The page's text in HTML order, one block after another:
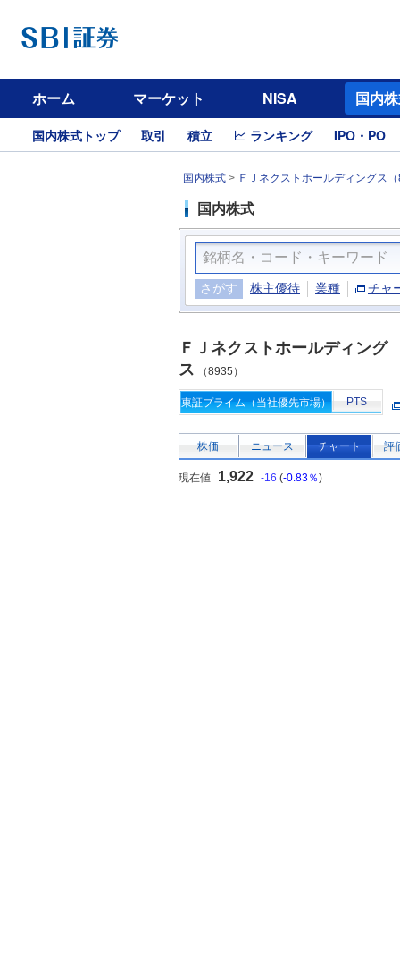
ホーム マーケット NISA 国内
国内株式トップ 取引 積立 ランキング IPO・PO
国内株式 > ＦＪネクストホールディングス
国内株式
さがす 株主優待 業種 チャ
ＦＪネクストホールディング
ス （8935）
東証プライム（当社優先市場） PTS
株価 ニュース チャート 評
現在値 1,922 -16 (-0.83％)